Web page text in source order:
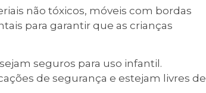
não tóxicos, móveis com bordas
para garantir que as crianças
seguros para uso infantil.
de segurança e estejam livres de